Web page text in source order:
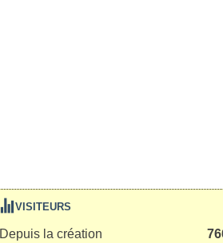
VISITEURS
Depuis la création